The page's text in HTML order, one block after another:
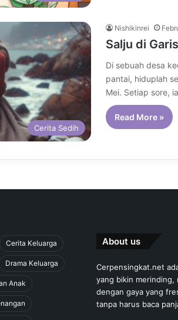
Cerita Sedih
Nishikinrei
Salju di
Di sebuah desa
pantai, hiduplah
Mei. Setiap sore,
Read More »
Cerita Keluarga
Drama Keluarga
Anak
About us
Cerpensingkat.net
yang bikin merinding,
dengan gaya yang
tanpa harus baca